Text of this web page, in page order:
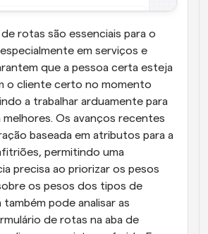
rotas são essenciais para o
em serviços e
que a pessoa certa esteja
o cliente certo no momento
a trabalhar arduamente para
Os avanços recentes
baseada em atributos para a
permitindo uma
precisa ao priorizar os pesos
os pesos dos tipos de
pode analisar as
de rotas na aba de